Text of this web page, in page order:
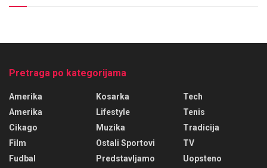
Pretraga po kategorijama
Amerika
Amerika
Cikago
Film
Fudbal
Kosarka
Lifestyle
Muzika
Ostali Sportovi
Predstavljamo
Tech
Tenis
Tradicija
TV
Uopsteno